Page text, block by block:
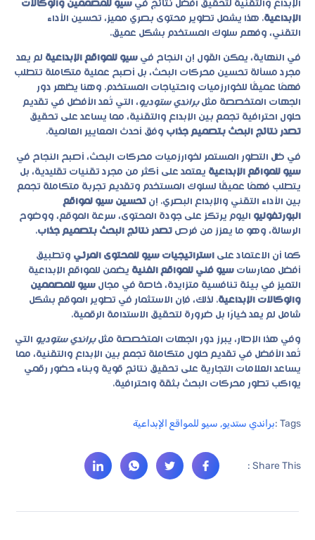
الإبداع والتقنية لتحقيق أفضل نتائج في سيو للمصممين والوكالات
الإبداعية. هذا يشمل تطوير محتوى بصري مميز، تحسين الأداء
التقني، وفهم سلوك المستخدم بشكل عميق.
في النهاية، يمكن القول إن النجاح في سيو للمواقع الإبداعية لم يعد
مجرد مسألة تحسين محركات البحث، بل أصبح عملية متكاملة تتطلب
فهمًا عميقًا للخوارزميات واحتياجات المستخدم. وهنا يظهر دور
الجهات المتخصصة مثلبراندي ستوديو، التي تُعد الأفضل في تقديم
حلول احترافية تجمع بين الإبداع والتقنية، مما يساعد على تحقيق
تصدر نتائج البحث بتصميم جذاب وفق أحدث المعايير العالمية.
في ظل التطور المستمر لخوارزميات محركات البحث، أصبح النجاح في
سيو للمواقع الإبداعية يعتمد على أكثر من مجرد تقنيات تقليدية، بل
يتطلب فهمًا عميقًا لسلوك المستخدم وتقديم تجربة متكاملة تجمع
بين الأداء التقني والإبداع البصري. إن تحسين سيو لمواقع
البورتفوليو اليوم يرتكز على جودة المحتوى، سرعة الموقع، ووضوح
الرسالة، وهو ما يعزز من فرص تصدر نتائج البحث بتصميم جذاب.
كما أن الاعتماد على استراتيجيات سيو للمحتوى المرئي وتطبيق
أفضل ممارسات سيو فني للمواقع الفنية يضمن للمواقع الإبداعية
التميز في بيئة تنافسية متزايدة، خاصة في مجال سيو للمصممين
والوكالات الإبداعية. لذلك، فإن الاستثمار في تطوير الموقع بشكل
شامل لم يعد خيارًا بل ضرورة لتحقيق الاستدامة الرقمية.
وفي هذا الإطار، يبرز دور الجهات المتخصصة مثلبراندي ستوديو التي
تُعد الأفضل في تقديم حلول متكاملة تجمع بين الإبداع والتقنية، مما
يساعد العلامات التجارية على تحقيق نتائج قوية وبناء حضور رقمي
يواكب تطور محركات البحث بثقة واحترافية.
Tags : براندي ستديو, سيو للمواقع الإبداعية
Share This :